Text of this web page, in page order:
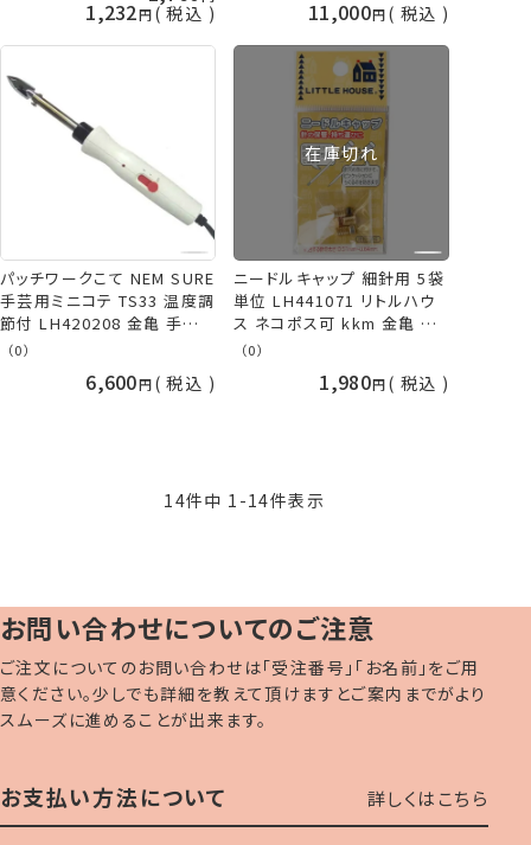
1,232 税込 11,000 税込
パッチワークこて NEM SURE
手芸用ミニコテ TS33 温度調
節付 LH420208 金亀 手芸
の山久
（0）
6,600 税込
在庫切れ
ニードルキャップ 細針用 5袋
単位 LH441071 リトルハウ
ス ネコポス可 kkm 金亀 手
芸の山久
（0）
1,980 税込
14件中 1 -14件表示
お問い合わせについてのご注意
ご注文についてのお問い合わせは「受注番号」「お名前」をご用
意ください。少しでも詳細を教えて頂けますとご案内までがより
スムーズに進めることが出来ます。
お支払い方法について 詳しくはこちら